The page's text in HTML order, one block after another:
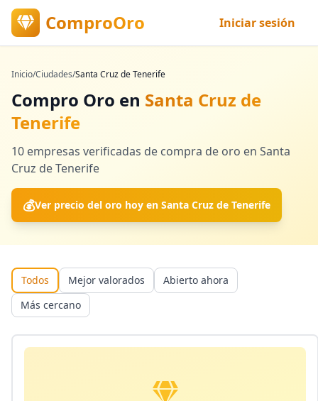
ComproOro Iniciar sesión
Inicio/Ciudades/Santa Cruz de Tenerife
Compro Oro en Santa Cruz de
Tenerife
10 empresas verificadas de compra de oro en Santa
Cruz de Tenerife
💰Ver precio del oro hoy en Santa Cruz de Tenerife
Todos Mejor valorados
Abierto ahora
Más cercano